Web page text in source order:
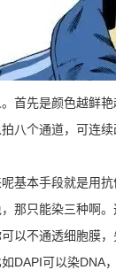
首先是颜色越鲜
八个通道，可连
基本手段就是用
那只能染三种啊
以不通透细胞膜
DAPI可以染